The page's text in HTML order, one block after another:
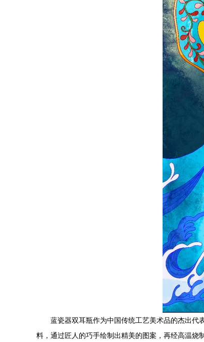
蓝瓷器双耳瓶作为中国传统工艺美术品的杰出代
料，通过匠人的巧手绘制出精美的图案，再经高温烧